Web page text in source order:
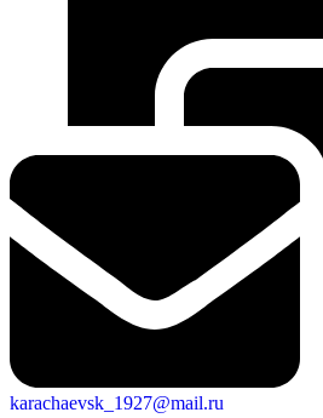
Газета "Минги Тау"
приемная
код кластера
karachaevsk_1927@mail.ru